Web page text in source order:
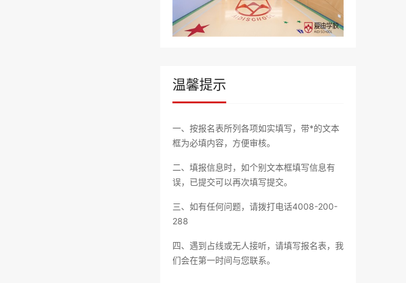
温馨提示
一、按报名表所列各项如实填写，带*的文本
框为必填内容，方便审核。
二、填报信息时，如个别文本框填写信息有
误，已提交可以再次填写提交。
三、如有任何问题，请拨打电话4008-200-
288
四、遇到占线或无人接听，请填写报名表，我
们会在第一时间与您联系。